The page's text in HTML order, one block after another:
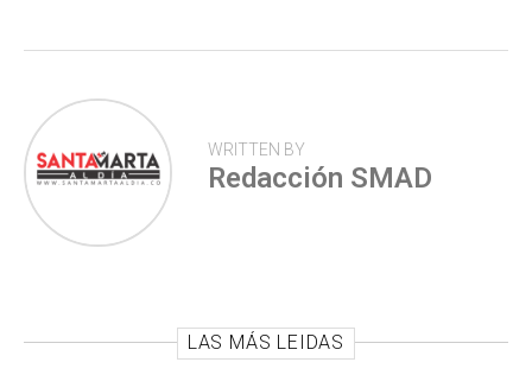
WRITTEN BY
Redacción SMAD
LAS MÁS LEIDAS